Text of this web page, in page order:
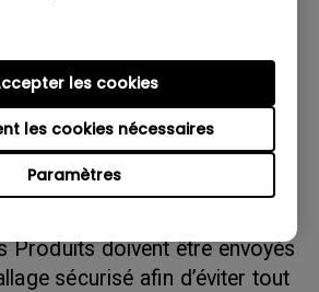
Paramètres
les cookies nécessaires
les cookies
des matériaux d’expédition
d’origine, (ii) d’une description
du Produit BenQ et (iii) d’une
de la date d’achat. Le
être clairement inscrit sur
Produits doivent être envoyés
sécurisé afin d’éviter tout